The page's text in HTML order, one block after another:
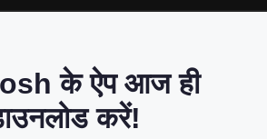
के ऐप आज ही
करें!